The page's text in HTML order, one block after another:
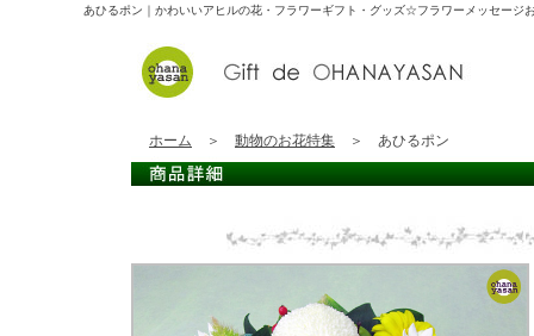
あひるポン｜かわいいアヒルの花・フラワーギフト・グッズ☆フラワーメッセージ
ホーム ＞ 動物のお花特集 ＞ あひるポン